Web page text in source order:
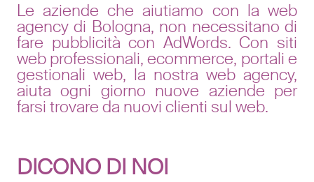
Le aziende che aiutiamo con laweb
agency di Bologna, non necessitano di
fare pubblicità con AdWords. Con siti
web professionali, ecommerce, portali e
gestionali web, la nostraweb agency,
aiuta ogni giorno nuove aziende per
farsi trovare da nuovi clienti sul web.
DICONO DI NOI